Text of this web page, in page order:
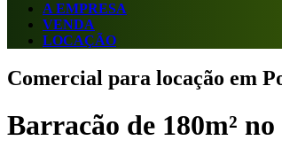
A EMPRESA
VENDA
LOCAÇÃO
Comercial para locação em
Barracão de 180m²